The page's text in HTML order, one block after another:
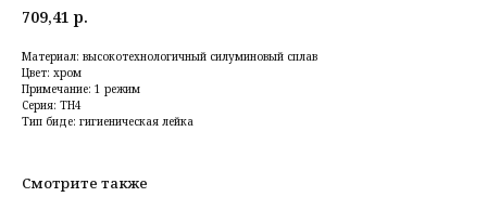
709,41 р.
Материал: высокотехнологичный силуминовый сплав
Цвет: хром
Примечание: 1 режим
Серия: TH4
Тип биде: гигиеническая лейка
Смотрите также